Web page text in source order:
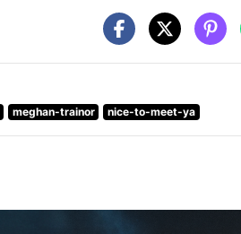
meghan-trainor nice-to-meet-ya